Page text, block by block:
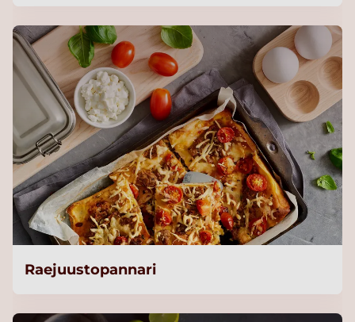
Raejuustopannari